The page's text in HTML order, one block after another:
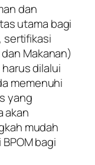
dan
utama bagi
sertifikasi
Makanan)
dilalui
memenuhi
yang
akan
mudah
bagi